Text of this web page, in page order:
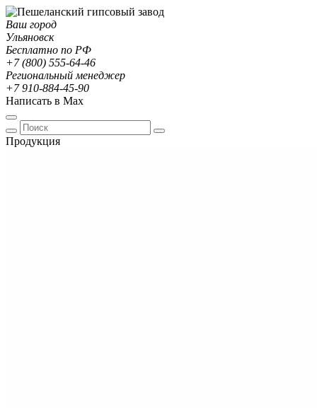
Ваш город
Ульяновск
Бесплатно по РФ
+7 (800) 555-64-46
Региональный менеджер
+7 910-884-45-90
Написать в Max
Продукция